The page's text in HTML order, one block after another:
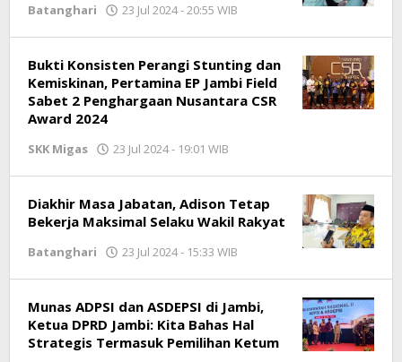
Batanghari 23 Jul 2024 - 20:55 WIB
Bukti Konsisten Perangi Stunting dan
Kemiskinan, Pertamina EP Jambi Field
Sabet 2 Penghargaan Nusantara CSR
Award 2024
SKK Migas 23 Jul 2024 - 19:01 WIB
Diakhir Masa Jabatan, Adison Tetap
Bekerja Maksimal Selaku Wakil Rakyat
Batanghari 23 Jul 2024 - 15:33 WIB
Munas ADPSI dan ASDEPSI di Jambi,
Ketua DPRD Jambi: Kita Bahas Hal
Strategis Termasuk Pemilihan Ketum